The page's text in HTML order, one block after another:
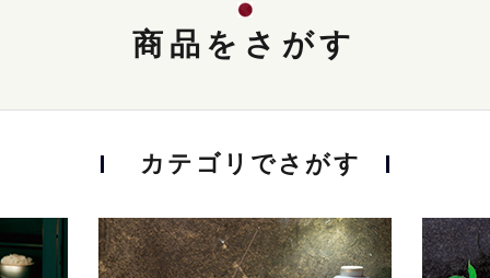
商品をさがす
カテゴリでさがす